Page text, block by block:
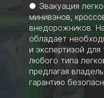
● Эвакуация
минивэнов,
внедорожников.
обладает
и экспертизой для
любого типа
предлагая
гарантию